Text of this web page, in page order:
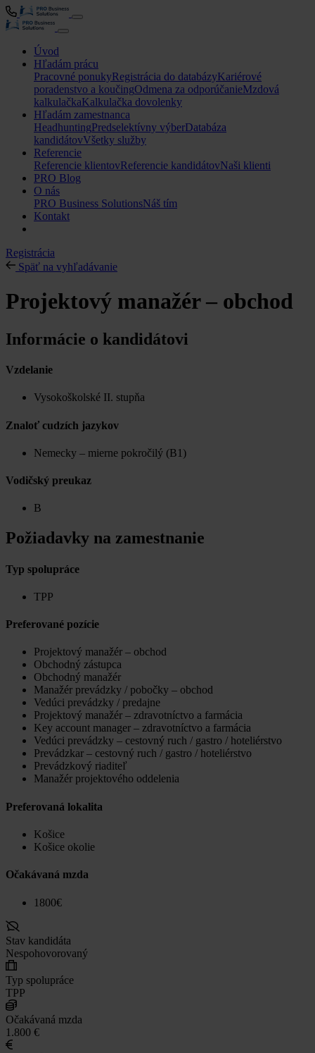
Úvod
Hľadám prácu
Pracovné ponukyRegistrácia do databázyKariérové
poradenstvo a koučingOdmena za odporúčanieMzdová
kalkulačkaKalkulačka dovolenky
Hľadám zamestnanca
HeadhuntingPredselektívny výberDatabáza
kandidátovVšetky služby
Referencie
Referencie klientovReferencie kandidátovNaši klienti
PRO Blog
O nás
PRO Business SolutionsNáš tím
Kontakt
Registrácia
Späť na vyhľadávanie
Projektový manažér – obchod
Informácie o kandidátovi
Vzdelanie
Vysokoškolské II. stupňa
Znaloť cudzích jazykov
Nemecky – mierne pokročilý (B1)
Vodičský preukaz
B
Požiadavky na zamestnanie
Typ spolupráce
TPP
Preferované pozície
Projektový manažér – obchod
Obchodný zástupca
Obchodný manažér
Manažér prevádzky / pobočky – obchod
Vedúci prevádzky / predajne
Projektový manažér – zdravotníctvo a farmácia
Key account manager – zdravotníctvo a farmácia
Vedúci prevádzky – cestovný ruch / gastro / hoteliérstvo
Prevádzkar – cestovný ruch / gastro / hoteliérstvo
Prevádzkový riaditeľ
Manažér projektového oddelenia
Preferovaná lokalita
Košice
Košice okolie
Očakávaná mzda
1800€
Stav kandidáta
Nespohovorovaný
Typ spolupráce
TPP
Očakávaná mzda
1.800 €